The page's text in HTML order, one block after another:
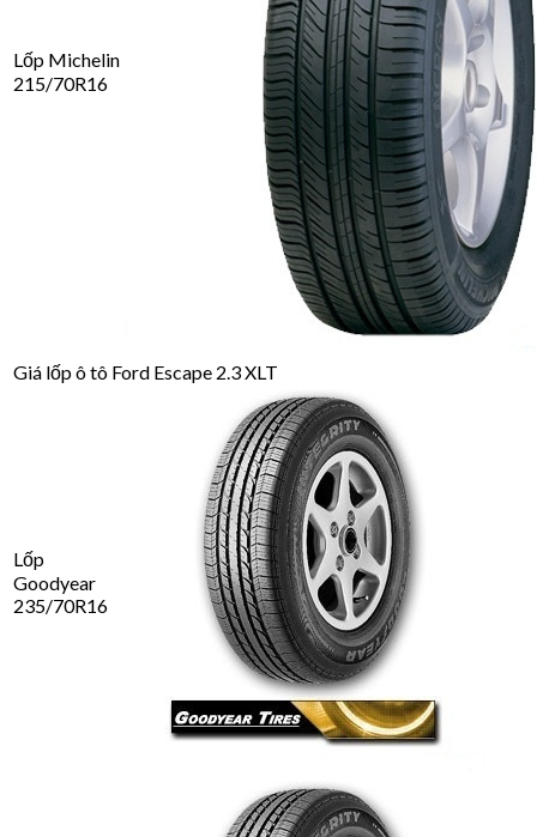
Lốp Michelin
215/70R16
Giá lốp ô tô Ford Escape 2.3 XLT
Lốp
Goodyear
235/70R16